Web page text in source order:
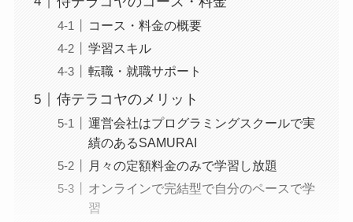
コース・料金の概要
学習スキル
転職・就職サポート
侍テラコヤのメリット
運営会社はプログラミングスクールで実
績のあるSAMURAI
月々の定額料金のみで学習し放題
オンラインで完結型で自分のペースで学
習